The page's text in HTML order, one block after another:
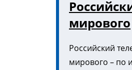
мирового
Российский
мирового – по